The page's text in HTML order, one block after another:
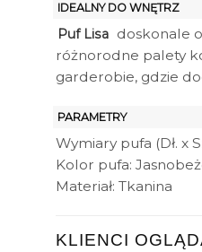
IDEALNY DO WNĘTRZ
Puf Lisa doskonale
różnorodne palety
garderobie, gdzie
PARAMETRY
Wymiary pufa (Dł. x
Kolor pufa:
Materiał: Tkanina
KLIENCI